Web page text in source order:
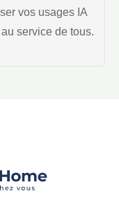
vos usages IA
service de tous.